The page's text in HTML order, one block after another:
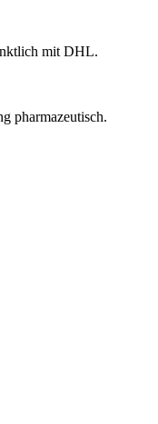
mit DHL.
pharmazeutisch.